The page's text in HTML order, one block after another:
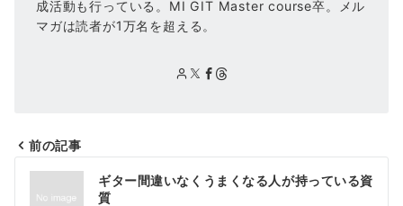
成活動も行っている。MI GIT Master course卒。メル
マガは読者が1万名を超える。
投
前の記事
ギター間違いなくうまくなる人が持っている資
質